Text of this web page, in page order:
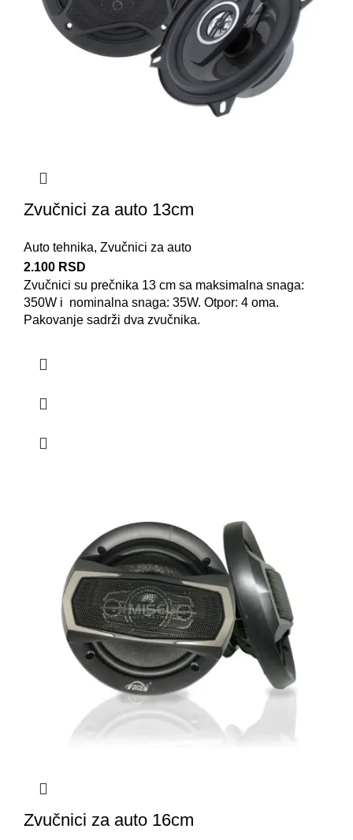
Zvučnici za auto 13cm
Auto tehnika, Zvučnici za auto
2.100 RSD
Zvučnici su prečnika 13 cm sa maksimalna snaga:
350W i nominalna snaga: 35W. Otpor: 4 oma.
Pakovanje sadrži dva zvučnika.
Zvučnici za auto 16cm